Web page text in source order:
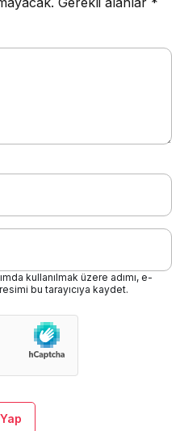
kullanılmak üzere adımı, e-
bu tarayıcıya kaydet.